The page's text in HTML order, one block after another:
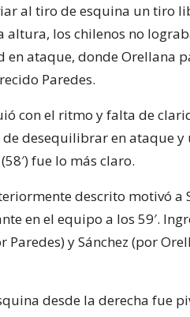
al tiro de esquina un tiro
altura, los chilenos no
en ataque, donde Orellana
Paredes.
con el ritmo y falta de
de desequilibrar en ataque
fue lo más claro.
descrito motivó a
en el equipo a los 59′.
Paredes) y Sánchez (por
desde la derecha fue